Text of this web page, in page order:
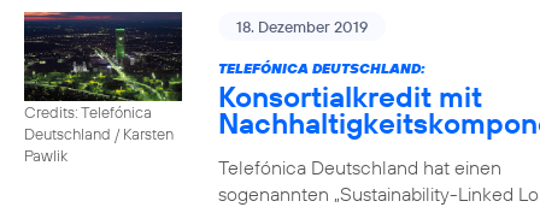
Credits: Telefónica
Deutschland / Karsten
Pawlik
18. Dezember 2019
TELEFÓNICA DEUTSCHLAND:
Konsortialkredit mit
Telefónica Deutschland hat einen
sogenannten „Sustainability-Linked